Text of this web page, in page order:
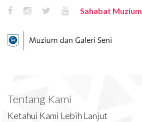
Sahabat Muzium
Tentang Kami
Ketahui Kami Lebih Lanjut